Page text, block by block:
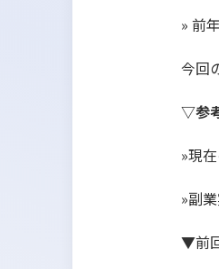
» 前
今回
▽参
»現
»副
▼前